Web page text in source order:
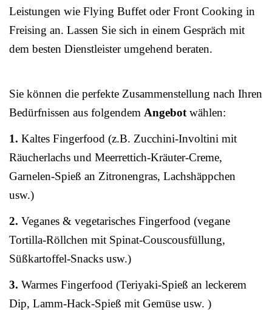
Leistungen wie Flying Buffet oder Front Cooking in
Freising an. Lassen Sie sich in einem Gespräch mit
dem besten Dienstleister umgehend beraten.
Sie können die perfekte Zusammenstellung nach Ihren
Bedürfnissen aus folgendem Angebotwählen:
1. Kaltes Fingerfood (z.B. Zucchini-Involtini mit
Räucherlachs und Meerrettich-Kräuter-Creme,
Garnelen-Spieß an Zitronengras, Lachshäppchen
usw.)
2. Veganes & vegetarisches Fingerfood (vegane
Tortilla-Röllchen mit Spinat-Couscousfüllung,
Süßkartoffel-Snacks usw.)
3. Warmes Fingerfood (Teriyaki-Spieß an leckerem
Dip, Lamm-Hack-Spieß mit Gemüse usw. )